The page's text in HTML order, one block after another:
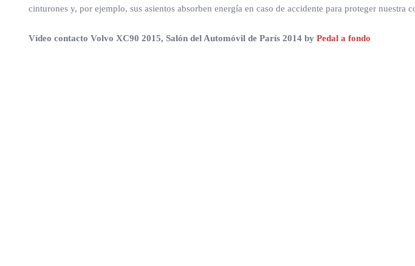
cinturones y, por ejemplo, sus asientos absorben energía en caso de accidente para proteger nuestra
Vídeo contacto Volvo XC90 2015, Salón del Automóvil de París 2014 by Pedal a fondo